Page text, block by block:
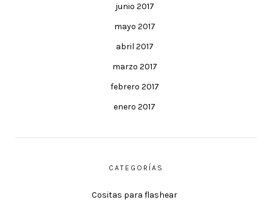
junio 2017
mayo 2017
abril 2017
marzo 2017
febrero 2017
enero 2017
CATEGORÍAS
Cositas para flashear